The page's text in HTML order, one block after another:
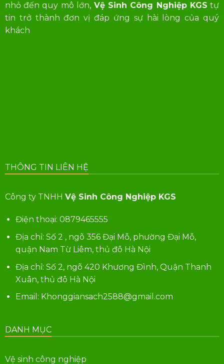
nhỏ đến quy mô lớn,Vệ Sinh Công Nghiệp KGS tự
tin trở thành đơn vị đáp ứng sự hài lòng của quý
khách
THÔNG TIN LIÊN HỆ
Công ty TNHH Vệ Sinh Công Nghiệp KGS
Điện thoại: 0879465555
Địa chỉ: Số 2 , ngõ 356 Đại Mỗ, phường Đại Mỗ,
quận Nam Từ Liêm, thủ đô Hà Nội
Địa chỉ: Số 2, ngõ 420 Khương Đình, Quận Thanh
Xuân, thủ đô Hà Nội
Email: Khonggiansach2588@gmail.com
DANH MỤC
Vệ sinh công nghiệp